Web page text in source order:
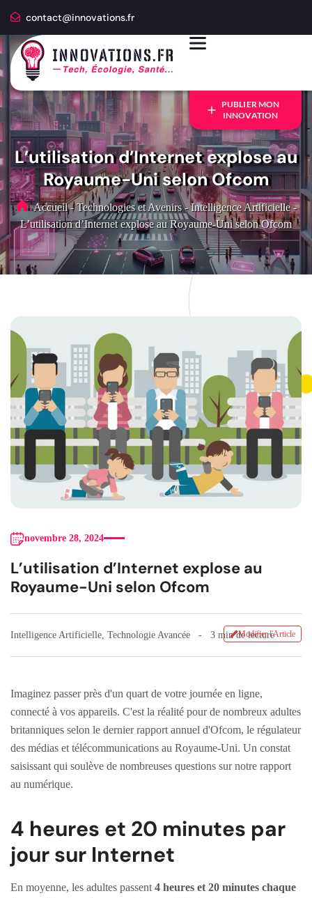
contact@innovations.fr
PUBLIER MON
INNOVATION
L’utilisation d’Internet explose au
Royaume-Uni selon Ofcom
Accueil - Technologies et Avenirs - Intelligence Artificielle -
L’utilisation d’Internet explose au Royaume-Uni selon Ofcom
novembre 28, 2024
L’utilisation d’Internet explose au
Royaume-Uni selon Ofcom
Intelligence Artificielle Technologie Avancée 3 min de lecture
Modifier l'Article
Imaginez passer près d'un quart de votre journée en ligne,
connecté à vos appareils. C'est la réalité pour de nombreux adultes
britanniques selon le dernier rapport annuel d'Ofcom, le régulateur
des médias et télécommunications au Royaume-Uni. Un constat
saisissant qui soulève de nombreuses questions sur notre rapport
au numérique.
4 heures et 20 minutes par
jour sur Internet
En moyenne, les adultes passent 4 heures et 20 minutes chaque